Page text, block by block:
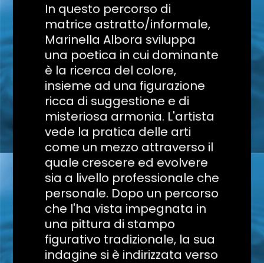
In questo percorso di
matrice astratto/informale,
Marinella Albora sviluppa
una poetica in cui dominante
è la ricerca del colore,
insieme ad una figurazione
ricca di suggestione e di
misteriosa armonia. L'artista
vede la pratica delle arti
come un mezzo attraverso il
quale crescere ed evolvere
sia a livello professionale che
personale. Dopo un percorso
che l'ha vista impegnata in
una pittura di stampo
figurativo tradizionale, la sua
indagine si è indirizzata verso